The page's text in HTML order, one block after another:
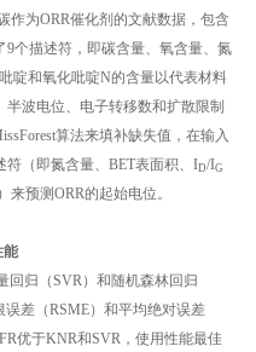
作为ORR催化剂的文献数据，包含
9个描述符，即碳含量、氧含量、氮
啶和氧化吡啶N的含量以代表材料
波电位、电子转移数和扩散限制
算法来填补缺失值，在输入
符（即氮含量、BET表面积、ID/IG
预测ORR的起始电位。
能
回归（SVR）和随机森林回归
误差（RSME）和平均绝对误差
优于KNR和SVR，使用性能最佳